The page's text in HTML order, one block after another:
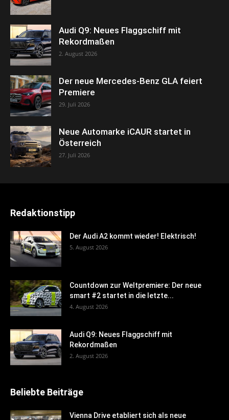
Audi Q9: Neues Flaggschiff mit
Rekordmaßen
2. August 2026
Der neue Mercedes-Benz GLA feiert
Premiere
29. Juli 2026
Neue Automarke iCAUR startet in
Österreich
27. Juli 2026
Redaktionstipp
Der Audi A2 kommt wieder! Elektrisch!
5. August 2026
Countdown zur Weltpremiere: Der neue
smart #2 startet in die letzte...
4. August 2026
Audi Q9: Neues Flaggschiff mit
Rekordmaßen
2. August 2026
Beliebte Beiträge
Vienna Drive etabliert sich als neue